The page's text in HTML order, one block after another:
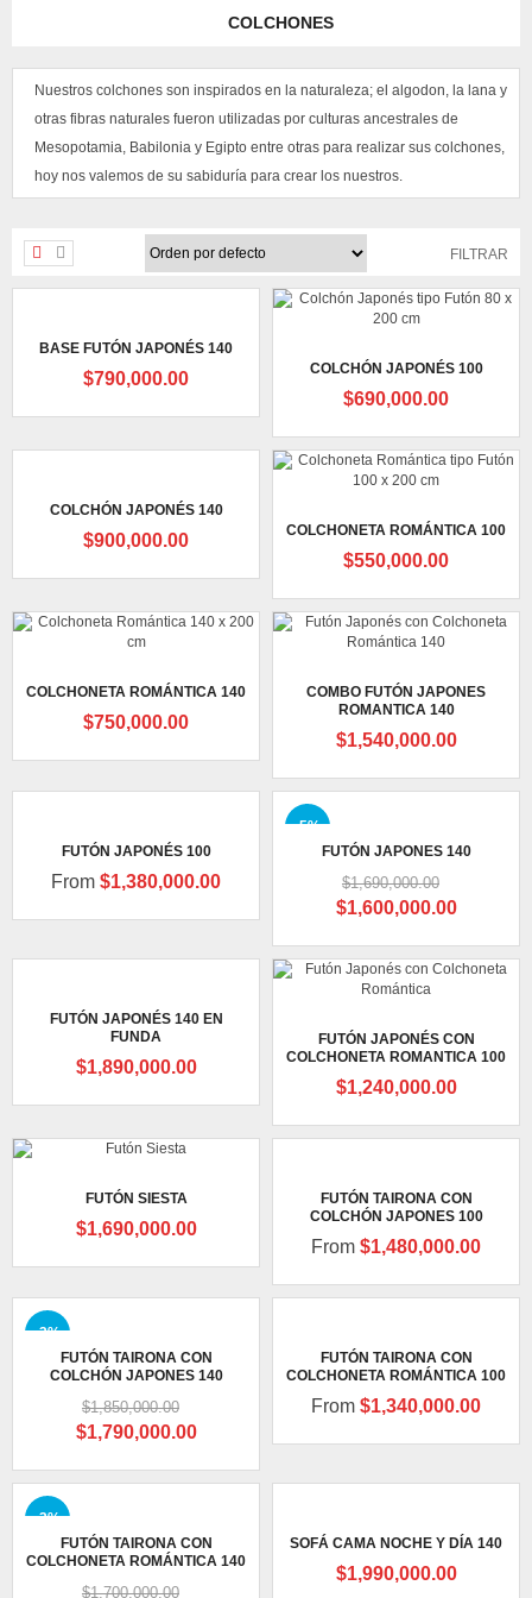
COLCHONES
Nuestros colchones son inspirados en la naturaleza; el algodon, la lana y
otras fibras naturales fueron utilizadas por culturas ancestrales de
Mesopotamia, Babilonia y Egipto entre otras para realizar sus colchones,
hoy nos valemos de su sabiduría para crear los nuestros.
FILTRAR
BASE FUTÓN JAPONÉS 140
$790,000.00 COLCHÓN JAPONÉS 100
$690,000.00
COLCHÓN JAPONÉS 140
$900,000.00 COLCHONETA ROMÁNTICA 100
$550,000.00
COLCHONETA ROMÁNTICA 140
$750,000.00
COMBO FUTÓN JAPONES
ROMANTICA 140
$1,540,000.00
FUTÓN JAPONÉS 100
From $1,380,000.00
-5%
FUTÓN JAPONES 140
$1,690,000.00
Original
was:
$1,690,000.00.
$1,600,000.00Current
is:
FUTÓN JAPONÉS 140 EN
FUNDA
$1,890,000.00
FUTÓN JAPONÉS CON
COLCHONETA ROMANTICA 100
$1,240,000.00
FUTÓN SIESTA
$1,690,000.00
FUTÓN TAIRONA CON
COLCHÓN JAPONES 100
From $1,480,000.00
-3%
FUTÓN TAIRONA CON
COLCHÓN JAPONES 140
$1,850,000.00
Original
was:
$1,790,000.00Current
is:
FUTÓN TAIRONA CON
COLCHONETA ROMÁNTICA 100
From $1,340,000.00
-3%
FUTÓN TAIRONA CON
COLCHONETA ROMÁNTICA 140
$1,700,000.00
SOFÁ CAMA NOCHE Y DÍA 140
$1,990,000.00